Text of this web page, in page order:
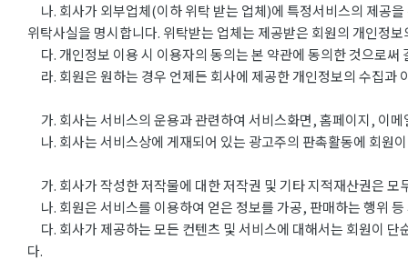
나. 회사가 외부업체(이하 위탁 받는 업체)에 특정서비스의 제공
위탁사실을 명시합니다. 위탁받는 업체는 제공받은 회원의 개인정
다. 개인정보 이용 시 이용자의 동의는 본 약관에 동의한 것으로써
라. 회원은 원하는 경우 언제든 회사에 제공한 개인정보의 수집과
가. 회사는 서비스의 운용과 관련하여 서비스화면, 홈페이지, 이메
나. 회사는 서비스상에 게재되어 있는 광고주의 판촉활동에 회원
가. 회사가 작성한 저작물에 대한 저작권 및 기타 지적재산권은
나. 회원은 서비스를 이용하여 얻은 정보를 가공, 판매하는 행위
다. 회사가 제공하는 모든 컨텐츠 및 서비스에 대해서는 회원이
다.